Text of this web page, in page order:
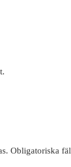
Obligatoriska